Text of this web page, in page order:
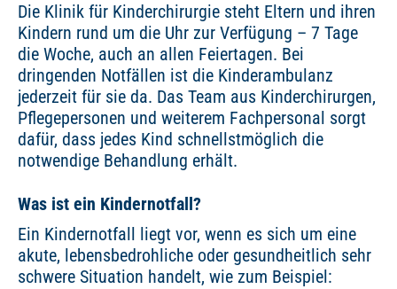
Die Klinik für Kinderchirurgie steht Eltern und ihren
Kindern rund um die Uhr zur Verfügung – 7 Tage
die Woche, auch an allen Feiertagen. Bei
dringenden Notfällen ist die Kinderambulanz
jederzeit für sie da. Das Team aus Kinderchirurgen,
Pflegepersonen und weiterem Fachpersonal sorgt
dafür, dass jedes Kind schnellstmöglich die
notwendige Behandlung erhält.
Was ist ein Kindernotfall?
Ein Kindernotfall liegt vor, wenn es sich um eine
akute, lebensbedrohliche oder gesundheitlich sehr
schwere Situation handelt, wie zum Beispiel: